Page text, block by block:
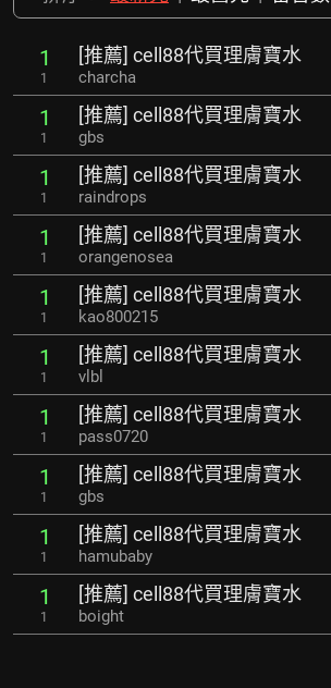
1
1
[推薦] cell88代買理膚寶水
charcha
1
1
[推薦] cell88代買理膚寶水
gbs
1
1
[推薦] cell88代買理膚寶水
raindrops
1
1
[推薦] cell88代買理膚寶水
orangenosea
1
1
[推薦] cell88代買理膚寶水
kao800215
1
1
[推薦] cell88代買理膚寶水
vlbl
1
1
[推薦] cell88代買理膚寶水
pass0720
1
1
[推薦] cell88代買理膚寶水
gbs
1
1
[推薦] cell88代買理膚寶水
hamubaby
1
1
[推薦] cell88代買理膚寶水
boight